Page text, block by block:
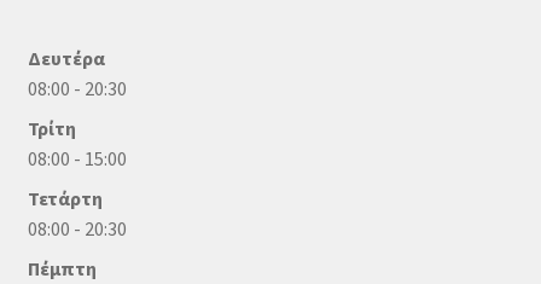
Δευτέρα
08:00 - 20:30
Τρίτη
08:00 - 15:00
Τετάρτη
08:00 - 20:30
Πέμπτη